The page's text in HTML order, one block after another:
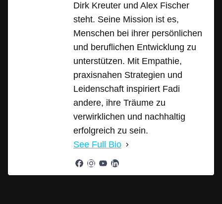
Dirk Kreuter und Alex Fischer
steht. Seine Mission ist es,
Menschen bei ihrer persönlichen
und beruflichen Entwicklung zu
unterstützen. Mit Empathie,
praxisnahen Strategien und
Leidenschaft inspiriert Fadi
andere, ihre Träume zu
verwirklichen und nachhaltig
erfolgreich zu sein.
See Full Bio